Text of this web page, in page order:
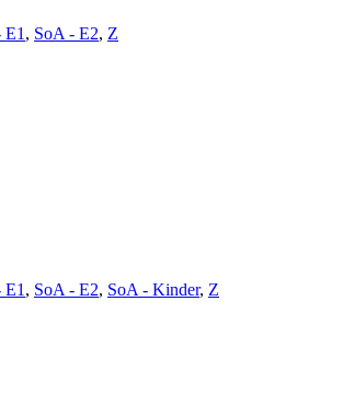
E1 , SoA - E2, Z
E1 , SoA - E2, SoA - Kinder, Z